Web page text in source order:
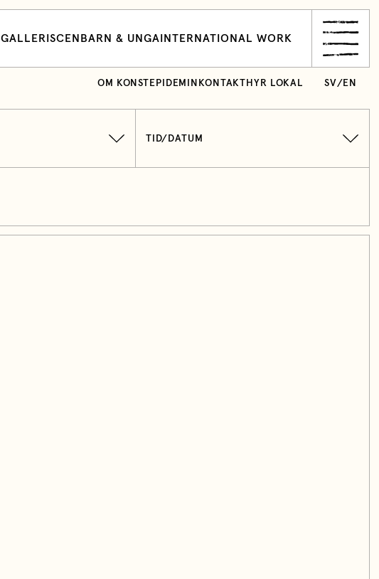
GALLERI SCEN BARN & UNGA INTERNATIONAL WORK
OM KONSTEPIDEMIN KONTAKT HYR LOKAL SV/ EN
TID/DATUM